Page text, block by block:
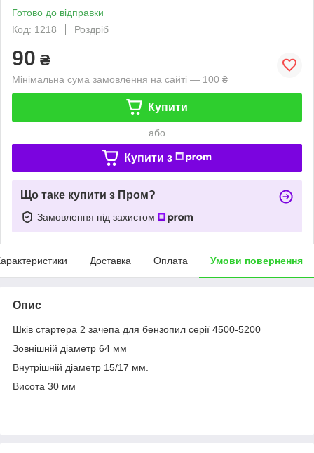
Готово до відправки
Код: 1218
Роздріб
90 ₴
Мінімальна сума замовлення на сайті — 100 ₴
Купити
або
Купити з
Що таке купити з Пром?
Замовлення під захистом
Доставка Оплата Умови повернення
Опис
Шків стартера 2 зачепа для бензопил серії 4500-5200
Зовнішній діаметр 64 мм
Внутрішній діаметр 15/17 мм.
Висота 30 мм